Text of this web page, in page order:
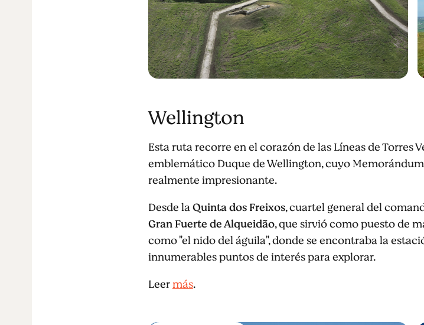
Wellington
Esta ruta recorre en el corazón de las Líneas de Torres
emblemático Duque de Wellington, cuyo
realmente impresionante.
Desde laQuinta dos Freixos, cuartel general del
Gran Fuerte de Alqueidão, que sirvió como puesto de
como "el nido del águila", donde se encontraba la
innumerables puntos de interés para explorar.
Leermás.